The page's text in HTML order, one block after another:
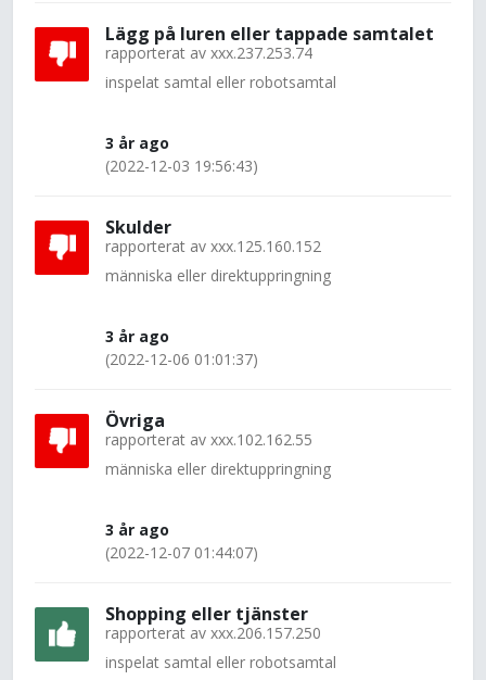
Lägg på luren eller tappade samtalet
rapporterat av xxx.237.253.74
inspelat samtal eller robotsamtal
3 år ago
(2022-12-03 19:56:43)
Skulder
rapporterat av xxx.125.160.152
människa eller direktuppringning
3 år ago
(2022-12-06 01:01:37)
Övriga
rapporterat av xxx.102.162.55
människa eller direktuppringning
3 år ago
(2022-12-07 01:44:07)
Shopping eller tjänster
rapporterat av xxx.206.157.250
inspelat samtal eller robotsamtal